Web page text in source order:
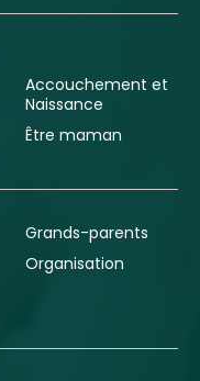
Accouchement et
Naissance
Être maman
Grands-parents
Organisation